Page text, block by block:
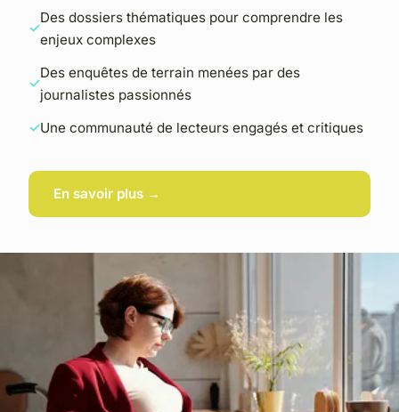
Des dossiers thématiques pour comprendre les
enjeux complexes
Des enquêtes de terrain menées par des
journalistes passionnés
Une communauté de lecteurs engagés et critiques
En savoir plus →